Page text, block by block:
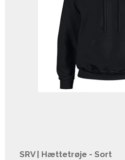
SRV | Hættetrøje - Sort